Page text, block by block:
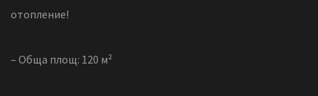
отопление!
– Обща площ: 120 м²